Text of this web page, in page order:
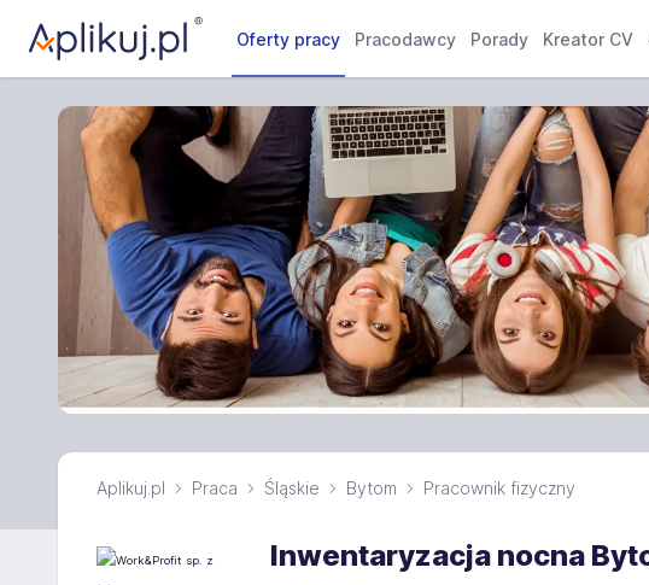
Oferty pracy Pracodawcy Porady Kreator CV
Aplikuj.pl Praca Śląskie Bytom Pracownik fizyczny
Inwentaryzacja nocna